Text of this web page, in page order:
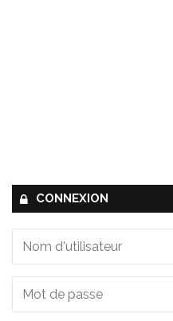
CONNEXION